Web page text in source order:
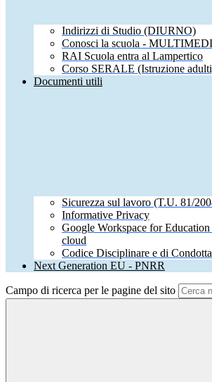
Indirizzi di Studio (DIURNO)
Conosci la scuola -
RAI Scuola entra al Lampertico
Corso SERALE (Istruzione
Documenti utili
Sicurezza sul lavoro (T.U. 81/
Informative Privacy
Google Workspace for
cloud
Codice Disciplinare e di
Next Generation EU - PNRR
Campo di ricerca per le pagine del sito